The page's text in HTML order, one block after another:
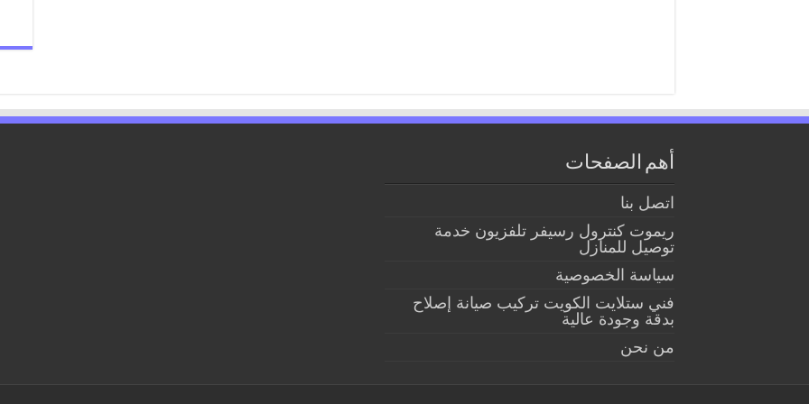
أهم الصفحات
اتصل بنا
ريموت كنترول رسيفر تلفزيون خدمة
توصيل للمنازل
سياسة الخصوصية
فني ستلايت الكويت تركيب صيانة إصلاح
بدقة وجودة عالية
من نحن